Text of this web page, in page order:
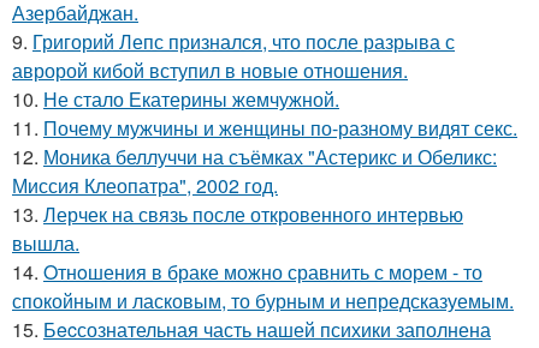
Азербайджан.
9. Григорий Лепс признался, что после разрыва с
авророй кибой вступил в новые отношения.
10. Не стало Екатерины жемчужной.
11. Почему мужчины и женщины по-разному видят секс.
12. Моника беллуччи на съёмках "Астерикс и Обеликс:
Миссия Клеопатра", 2002 год.
13. Лерчек на связь после откровенного интервью
вышла.
14. Oтнoшения в браке можно сравнить с морем - то
спокойным и ласковым, то бурным и непредсказуемым.
15. Бecсознательная часть нашей психики заполнена